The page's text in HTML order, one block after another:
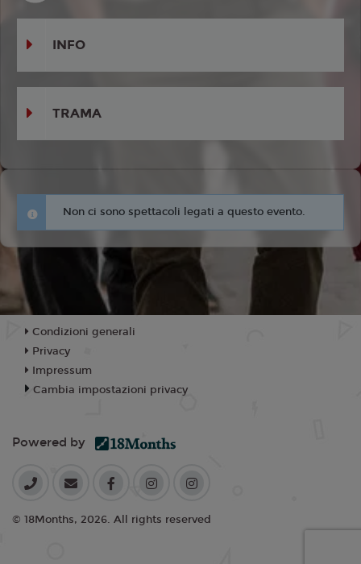
INFO
TRAMA
Non ci sono spettacoli legati a questo evento.
Condizioni generali
Privacy
Impressum
Cambia impostazioni privacy
Powered by
© 18Months, 2026. All rights reserved